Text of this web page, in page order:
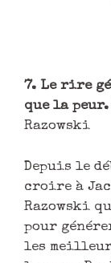
7. Le rire
que la peur.
Razowski
Depuis le
croire à
Razowski
pour
les